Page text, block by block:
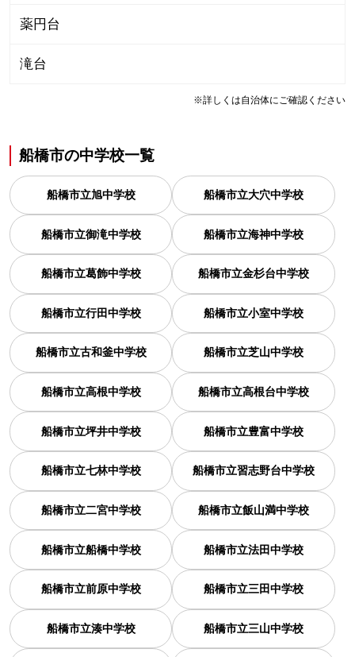
薬円台
滝台
※詳しくは自治体にご確認ください
船橋市の中学校一覧
船橋市立旭中学校 船橋市立大穴中学校
船橋市立御滝中学校 船橋市立海神中学校
船橋市立葛飾中学校 船橋市立金杉台中学校
船橋市立行田中学校 船橋市立小室中学校
船橋市立古和釜中学校 船橋市立芝山中学校
船橋市立高根中学校 船橋市立高根台中学校
船橋市立坪井中学校 船橋市立豊富中学校
船橋市立七林中学校 船橋市立習志野台中学校
船橋市立二宮中学校 船橋市立飯山満中学校
船橋市立船橋中学校 船橋市立法田中学校
船橋市立前原中学校 船橋市立三田中学校
船橋市立湊中学校 船橋市立三山中学校